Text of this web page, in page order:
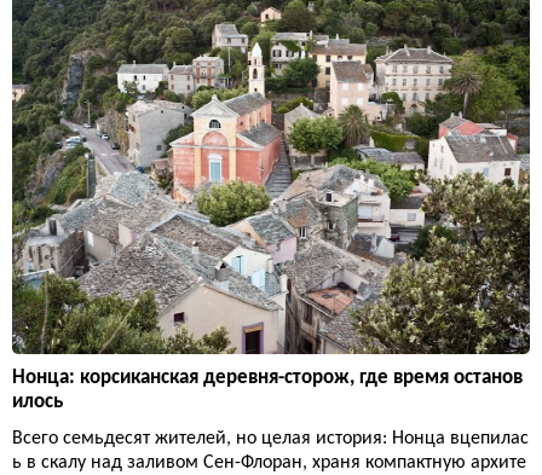
Нонца: корсиканская деревня-сторож, где время останов
илось
Всего семьдесят жителей, но целая история: Нонца вцепилас
ь в скалу над заливом Сен-Флоран, храня компактную архите